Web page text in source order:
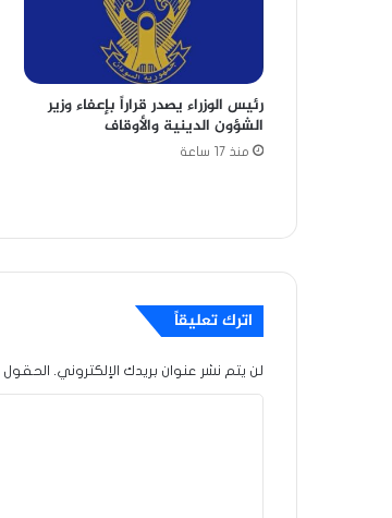
رئيس الوزراء يصدر قراراً بإعفاء وزير
الشؤون الدينية والأوقاف
منذ 17 ساعة
اترك تعليقاً
لن يتم نشر عنوان بريدك الإلكتروني. الحقول